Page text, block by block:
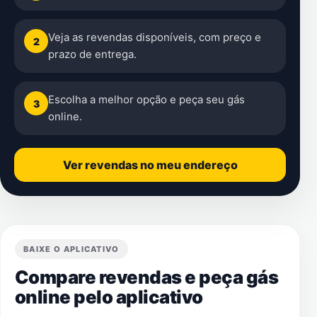
2
Veja as revendas disponíveis, com preço e
prazo de entrega.
3
Escolha a melhor opção e peça seu gás
online.
Ver revendas no meu endereço
BAIXE O APLICATIVO
Compare revendas e peça gás
online pelo aplicativo